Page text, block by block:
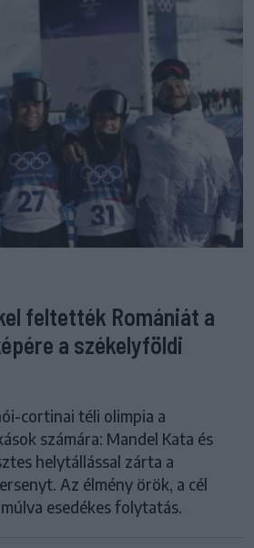
feltették Romániát a
a székelyföldi
cortinai téli olimpia a
számára: Mandel Kata és
helytállással zárta a
Az élmény örök, a cél
esedékes folytatás.